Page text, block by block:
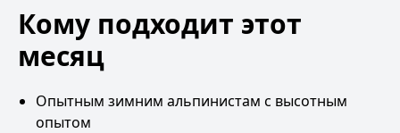
Кому подходит этот
месяц
Опытным зимним альпинистам с высотным
опытом